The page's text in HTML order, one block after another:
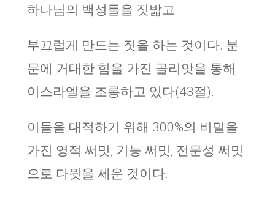
하나님의 백성들을 짓밟고
부끄럽게 만드는 짓을 하는 것이다. 분
문에 거대한 힘을 가진 골리앗을 통해
이스라엘을 조롱하고 있다(43절).
이들을 대적하기 위해 300%의 비밀을
가진 영적 써밋, 기능 써밋, 전문성 써밋
으로 다윗을 세운 것이다.